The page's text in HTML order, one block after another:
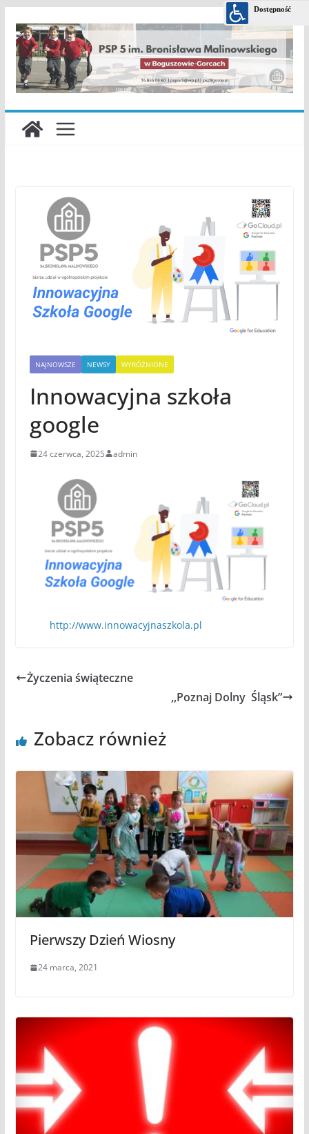
treści
NAJNOWSZE NEWSY WYRÓŻNIONE
Innowacyjna szkoła
google
24 czerwca, 2025 admin
http://www.innowacyjnaszkola.pl
Życzenia świąteczne
,,Poznaj Dolny Śląsk”
Zobacz również
Pierwszy Dzień Wiosny
24 marca, 2021